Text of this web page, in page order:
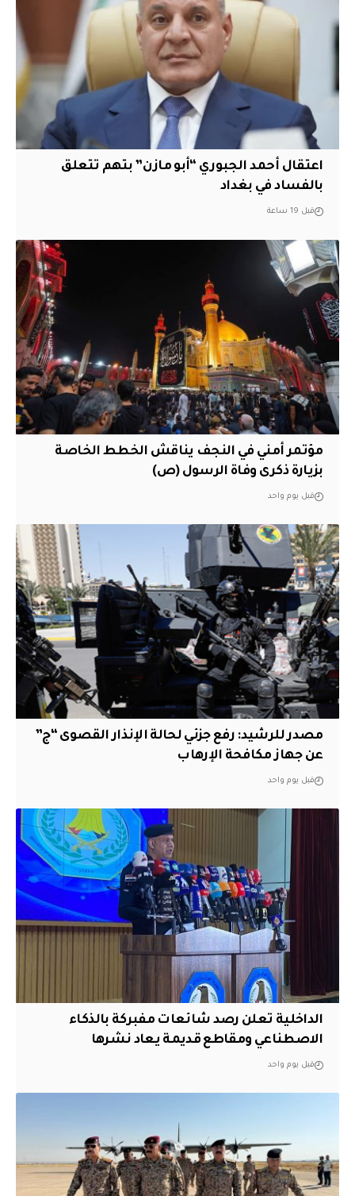
اعتقال أحمد الجبوري “أبو مازن” بتهم تتعلق
بالفساد في بغداد
قبل 19 ساعة
مؤتمر أمني في النجف يناقش الخطط الخاصة
بزيارة ذكرى وفاة الرسول (ص)
قبل يوم واحد
مصدر للرشيد: رفع جزئي لحالة الإنذار القصوى “ج”
عن جهاز مكافحة الإرهاب
قبل يوم واحد
الداخلية تعلن رصد شائعات مفبركة بالذكاء
الاصطناعي ومقاطع قديمة يعاد نشرها
قبل يوم واحد